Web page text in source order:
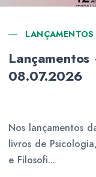
LANÇAMENTOS
Lançamentos
08.07.2026
Nos lançamentos
livros de
e Filosofi...